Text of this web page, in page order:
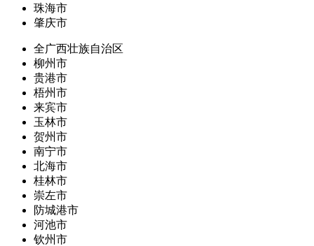
珠海市
肇庆市
全广西壮族自治区
柳州市
贵港市
梧州市
来宾市
玉林市
贺州市
南宁市
北海市
桂林市
崇左市
防城港市
河池市
钦州市